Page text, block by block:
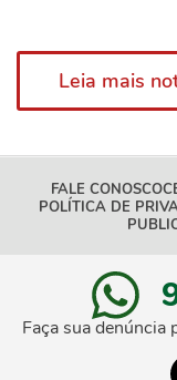
Leia mais
FALE CONOSCO
POLÍTICA DE
Faça sua